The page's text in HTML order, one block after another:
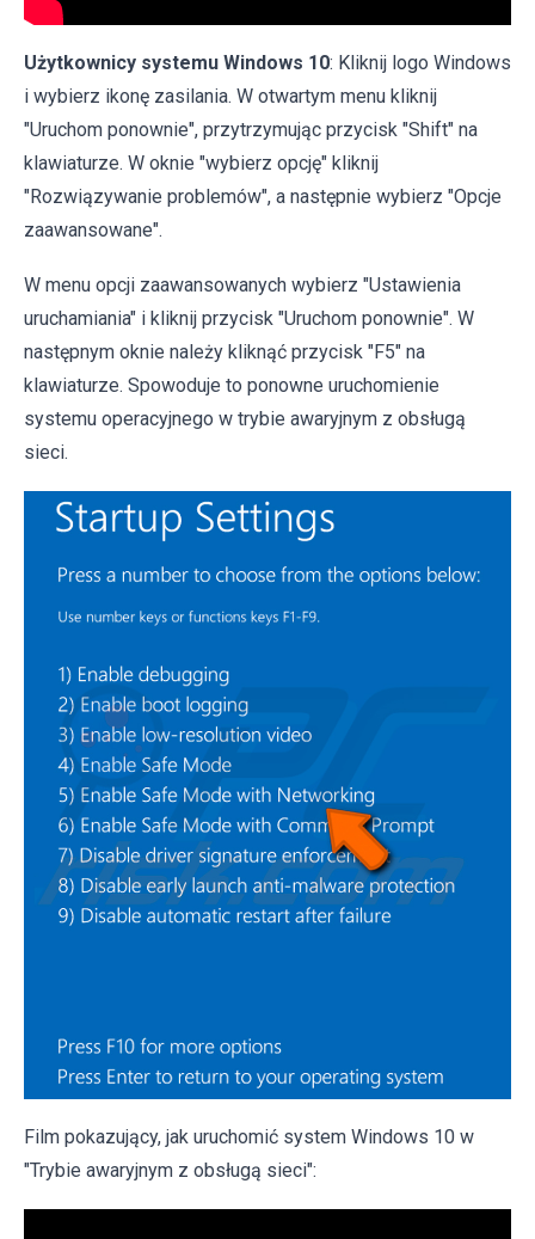
Użytkownicy systemu Windows 10: Kliknij logo Windows
i wybierz ikonę zasilania. W otwartym menu kliknij
"Uruchom ponownie", przytrzymując przycisk "Shift" na
klawiaturze. W oknie "wybierz opcję" kliknij
"Rozwiązywanie problemów", a następnie wybierz "Opcje
zaawansowane".
W menu opcji zaawansowanych wybierz "Ustawienia
uruchamiania" i kliknij przycisk "Uruchom ponownie". W
następnym oknie należy kliknąć przycisk "F5" na
klawiaturze. Spowoduje to ponowne uruchomienie
systemu operacyjnego w trybie awaryjnym z obsługą
sieci.
Film pokazujący, jak uruchomić system Windows 10 w
"Trybie awaryjnym z obsługą sieci":